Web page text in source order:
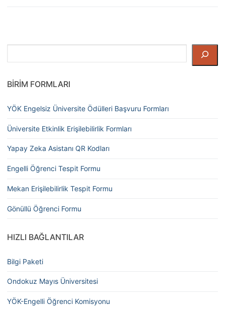
BIRIM FORMLARI
YÖK Engelsiz Üniversite Ödülleri Başvuru Formları
Üniversite Etkinlik Erişilebilirlik Formları
Yapay Zeka Asistanı QR Kodları
Engelli Öğrenci Tespit Formu
Mekan Erişilebilirlik Tespit Formu
Gönüllü Öğrenci Formu
HIZLI BAĞLANTILAR
Bilgi Paketi
Ondokuz Mayıs Üniversitesi
YÖK-Engelli Öğrenci Komisyonu